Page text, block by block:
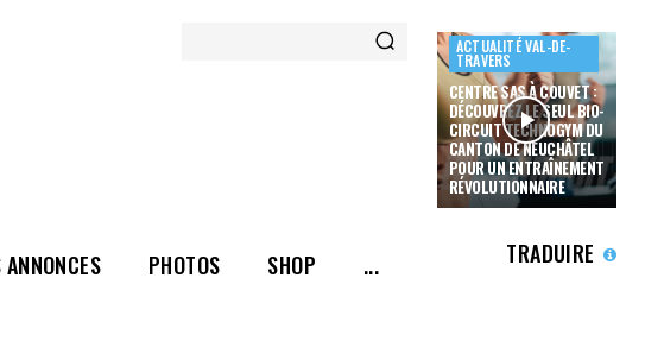
ACTUALITÉ VAL-DE-
TRAVERS
CENTRE SAS À COUVET :
DÉCOUVREZ LE SEUL BIO-
CIRCUIT TECHNOGYM DU
CANTON DE NEUCHÂTEL
POUR UN ENTRAÎNEMENT
RÉVOLUTIONNAIRE
PHOTOS SHOP ... TRADUIRE